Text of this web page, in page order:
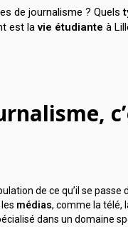
de journalisme ? Quels
est lavie étudiante à
de ce qu’il se passe
médias, comme la télé,
dans un domaine